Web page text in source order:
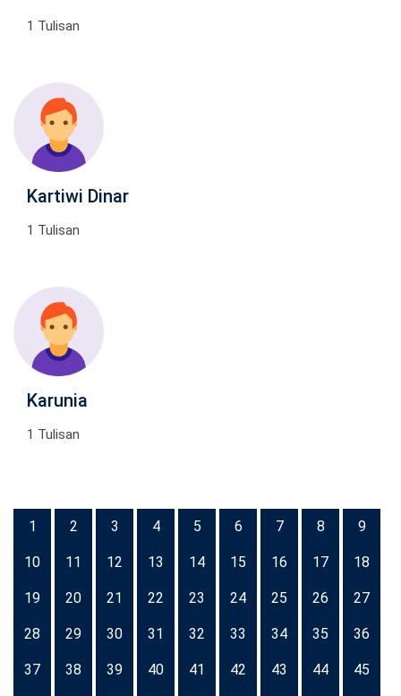
1 Tulisan
Kartiwi Dinar
1 Tulisan
Karunia
1 Tulisan
1 2 3 4 5 6 7 8 9
10 11 12 13 14 15 16 17 18
19 20 21 22 23 24 25 26 27
28 29 30 31 32 33 34 35 36
37 38 39 40 41 42 43 44 45